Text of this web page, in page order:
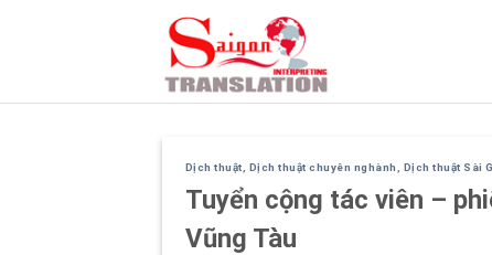
Dịch thuật Dịch thuật chuyên nghành Dịch thuật Sài
Tuyển cộng tác viên –
Vũng Tàu